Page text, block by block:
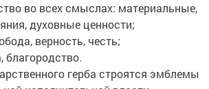
во всех смыслах: материальные,
духовные ценности;
верность, честь;
благородство.
герба строятся эмблемы